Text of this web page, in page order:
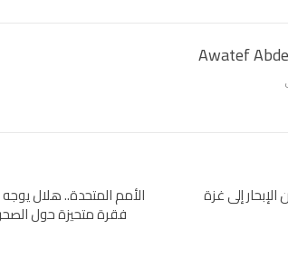
Awatef
إلى غزة الأمم المتحدة.. هلال
فقرة متحيزة حول